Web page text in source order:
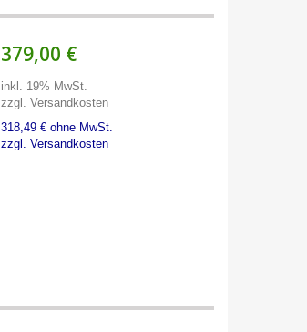
379,00 €
inkl. 19% MwSt.
zzgl. Versandkosten
318,49 € ohne MwSt.
zzgl. Versandkosten